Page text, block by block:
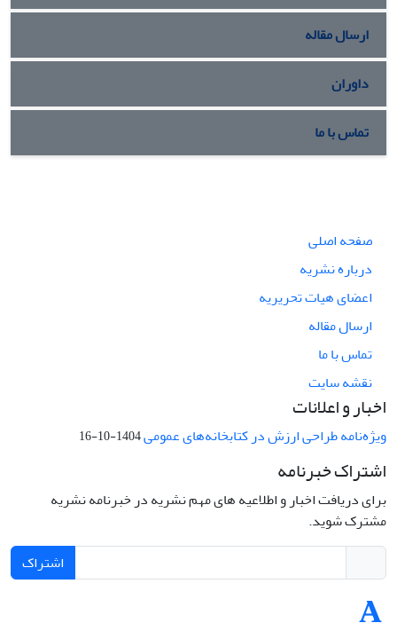
ارسال مقاله
داوران
تماس با ما
صفحه اصلی
درباره نشریه
اعضای هیات تحریریه
ارسال مقاله
تماس با ما
نقشه سایت
اخبار و اعلانات
ویژه‌نامه طراحی ارزش در کتابخانه‌های عمومی1404-10-16
اشتراک خبرنامه
برای دریافت اخبار و اطلاعیه های مهم نشریه در خبرنامه نشریه
مشترک شوید.
اشتراک